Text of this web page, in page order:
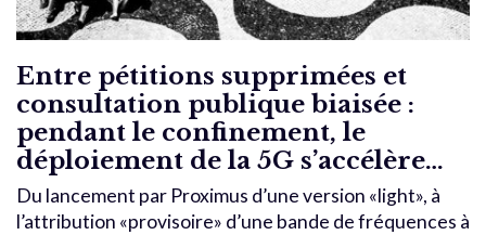
Entre pétitions supprimées et
consultation publique biaisée :
pendant le confinement, le
déploiement de la 5G s’accélère…
Du lancement par Proximus d’une version «light», à
l’attribution «provisoire» d’une bande de fréquences à